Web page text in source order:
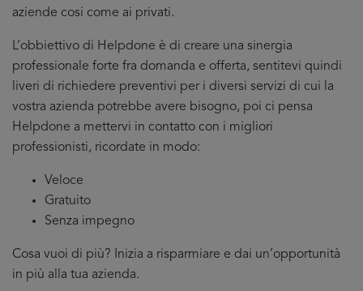
aziende cosi come ai privati.
L’obbiettivo di Helpdone è di creare una sinergia
professionale forte fra domanda e offerta, sentitevi quindi
liveri di richiedere preventivi per i diversi servizi di cui la
vostra azienda potrebbe avere bisogno, poi ci pensa
Helpdone a mettervi in contatto con i migliori
professionisti, ricordate in modo:
Veloce
Gratuito
Senza impegno
Cosa vuoi di più? Inizia a risparmiare e dai un’opportunità
in più alla tua azienda.